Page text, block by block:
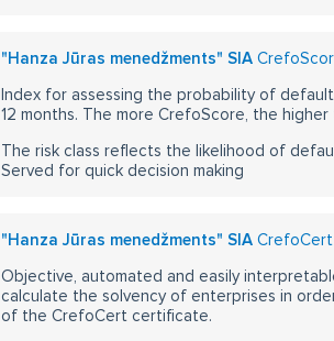
"Hanza Jūras menedžments" SIA
Index for assessing the probability of
12 months. The more CrefoScore, the
The risk class reflects the likelihood of
Served for quick decision making
"Hanza Jūras menedžments" SIA
Objective, automated and easily
calculate the solvency of enterprises in
of the CrefoCert certificate.